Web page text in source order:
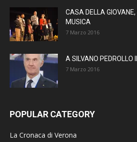
CASA DELLA
MUSICA
7 Marzo 2016
A SILVANO PEDROLLO
7 Marzo 2016
POPULAR CATEGORY
La Cronaca di Verona